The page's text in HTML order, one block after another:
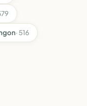
· 516